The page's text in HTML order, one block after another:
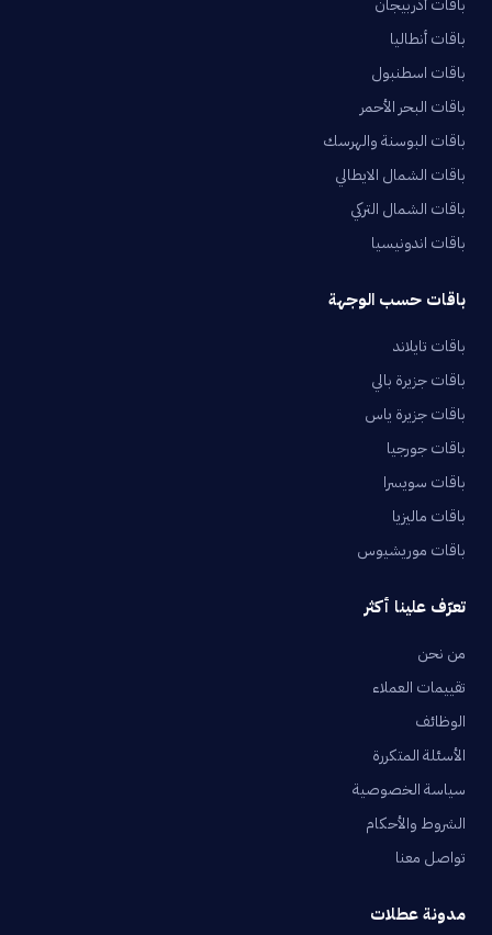
باقات أذربيجان
باقات أنطاليا
باقات اسطنبول
باقات البحر الأحمر
باقات البوسنة والهرسك
باقات الشمال الايطالي
باقات الشمال التركي
باقات اندونيسيا
باقات حسب الوجهة
باقات تايلاند
باقات جزيرة بالي
باقات جزيرة ياس
باقات جورجيا
باقات سويسرا
باقات ماليزيا
باقات موريشيوس
تعرّف علينا أكثر
من نحن
تقييمات العملاء
الوظائف
الأسئلة المتكررة
سياسة الخصوصية
الشروط والأحكام
تواصل معنا
مدونة عطلات